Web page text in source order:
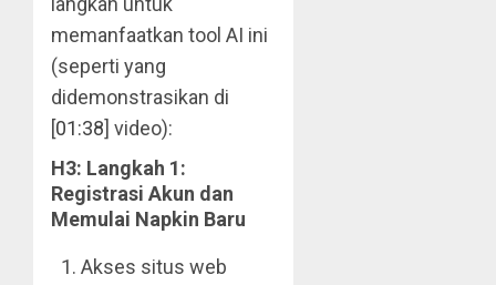
memanfaatkan tool AI ini
(seperti yang
didemonstrasikan di
[01:38] video):
H3: Langkah 1:
Registrasi Akun dan
Memulai Napkin Baru
Akses situs web